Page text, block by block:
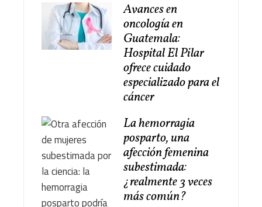
Avances en
oncología en
Guatemala:
Hospital El Pilar
ofrece cuidado
especializado para el
cáncer
La hemorragia
posparto, una
afección femenina
subestimada:
¿realmente 3 veces
más común?